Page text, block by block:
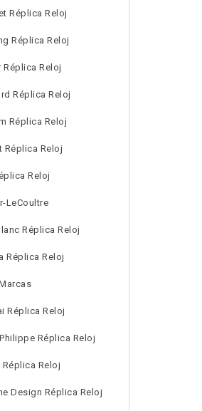
Réplica Reloj
Réplica Reloj
Réplica Reloj
Réplica Reloj
Réplica Reloj
Réplica Reloj
Reloj
LeCoultre
Réplica Reloj
Réplica Reloj
Réplica Reloj
Réplica Reloj
Réplica Reloj
Design Réplica Reloj